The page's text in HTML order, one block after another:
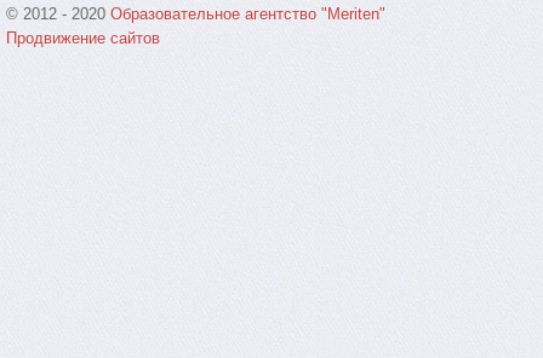
© 2012 - 2020 Образовательное агентство "Meriten"
Продвижение сайтов